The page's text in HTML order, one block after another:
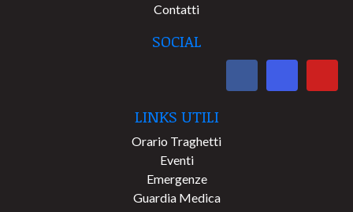
Contatti
SOCIAL
LINKS UTILI
Orario Traghetti
Eventi
Emergenze
Guardia Medica